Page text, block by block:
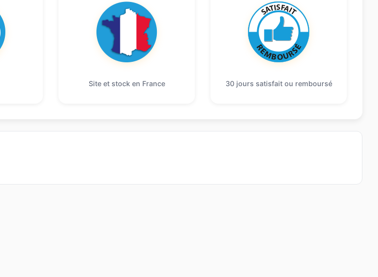
Site et stock en France 30 jours satisfait ou remboursé